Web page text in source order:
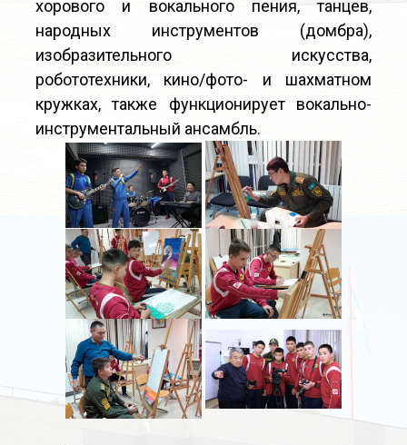
хорового и вокального пения, танцев,
народных инструментов (домбра),
изобразительного искусства,
робототехники, кино/фото- и шахматном
кружках, также функционирует вокально-
инструментальный ансамбль.